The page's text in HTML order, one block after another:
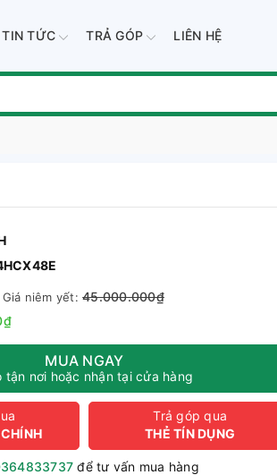
TIN TỨC TRẢ GÓP LIÊN HỆ
Giá niêm yết:45.000.000₫
MUA NGAY
tận nơi hoặc nhận tại cửa hàng
Trả góp qua
THẺ TÍN DỤNG
để tư vấn mua hàng